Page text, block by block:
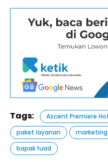
Tags: Ascent Premiere
paket layanan
bapak fuad